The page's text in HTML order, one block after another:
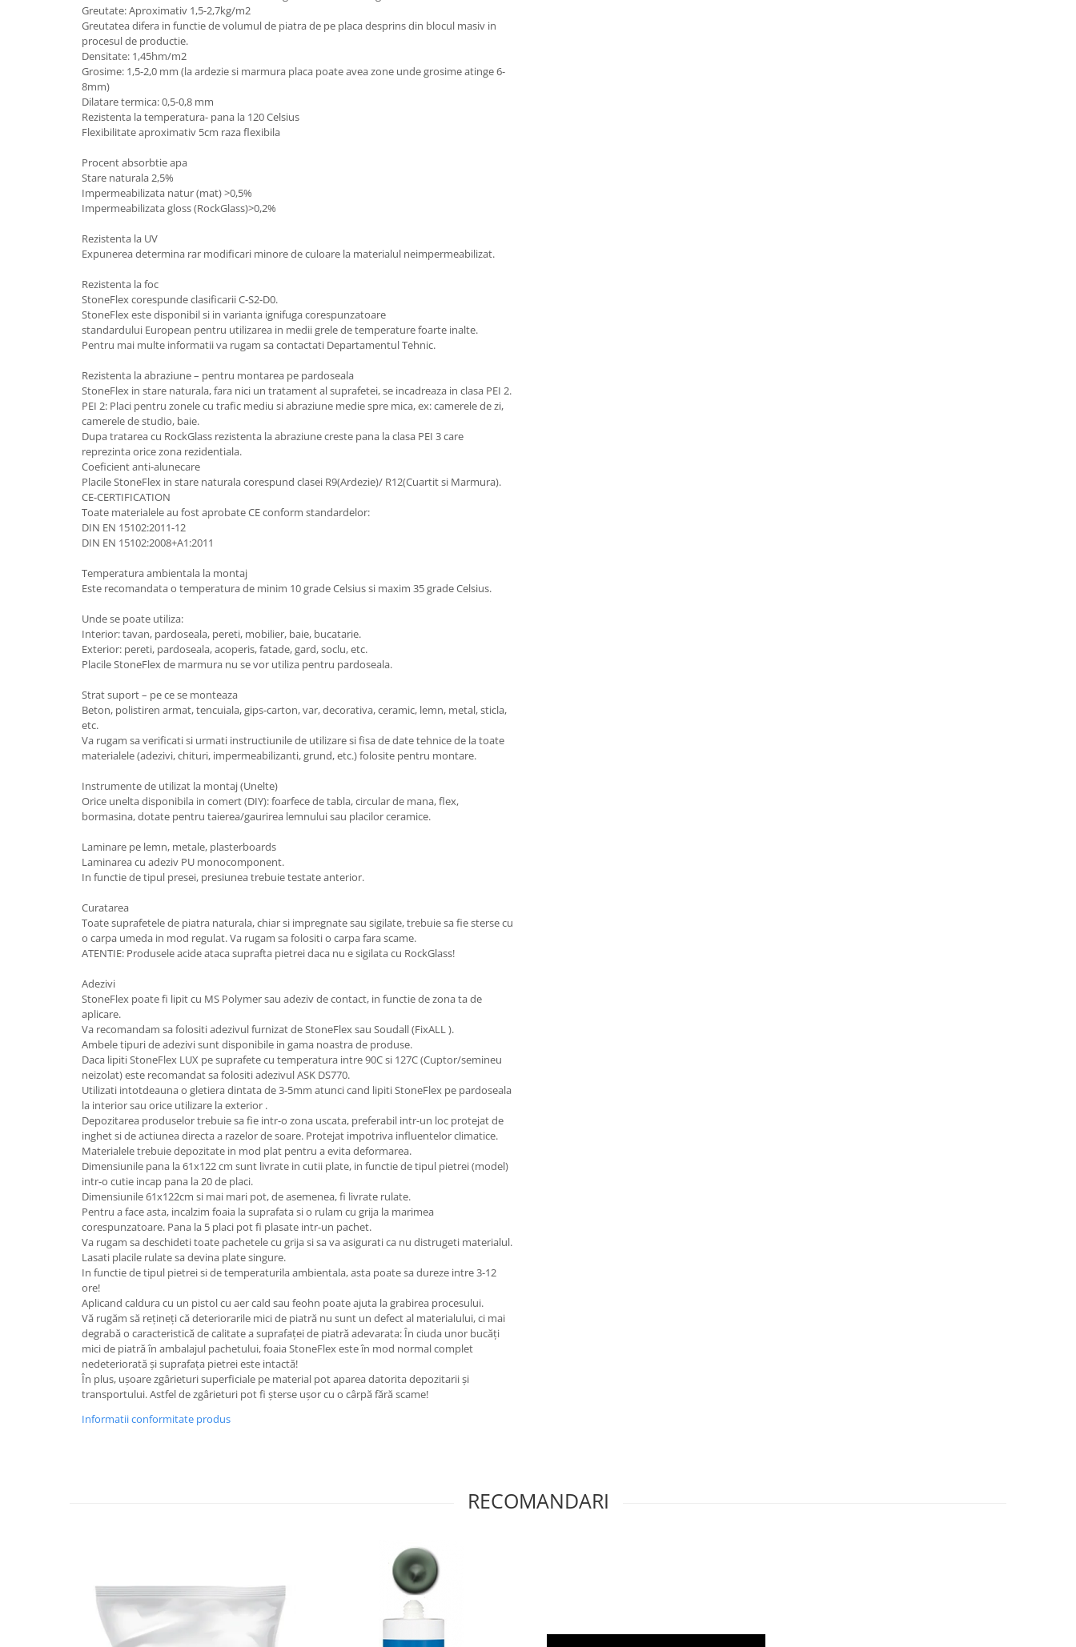
Greutate: Aproximativ 1,5-2,7kg/m2
Greutatea difera in functie de volumul de piatra de pe placa desprins din blocul masiv in
procesul de productie.
Densitate: 1,45hm/m2
Grosime: 1,5-2,0 mm (la ardezie si marmura placa poate avea zone unde grosime atinge 6-
8mm)
Dilatare termica: 0,5-0,8 mm
Rezistenta la temperatura- pana la 120 Celsius
Flexibilitate aproximativ 5cm raza flexibila
Procent absorbtie apa
Stare naturala 2,5%
Impermeabilizata natur (mat) >0,5%
Impermeabilizata gloss (RockGlass)>0,2%
Rezistenta la UV
Expunerea determina rar modificari minore de culoare la materialul neimpermeabilizat.
Rezistenta la foc
StoneFlex corespunde clasificarii C-S2-D0.
StoneFlex este disponibil si in varianta ignifuga corespunzatoare
standardului European pentru utilizarea in medii grele de temperature foarte inalte.
Pentru mai multe informatii va rugam sa contactati Departamentul Tehnic.
Rezistenta la abraziune – pentru montarea pe pardoseala
StoneFlex in stare naturala, fara nici un tratament al suprafetei, se incadreaza in clasa PEI 2.
PEI 2: Placi pentru zonele cu trafic mediu si abraziune medie spre mica, ex: camerele de zi,
camerele de studio, baie.
Dupa tratarea cu RockGlass rezistenta la abraziune creste pana la clasa PEI 3 care
reprezinta orice zona rezidentiala.
Coeficient anti-alunecare
Placile StoneFlex in stare naturala corespund clasei R9(Ardezie)/ R12(Cuartit si Marmura).
CE-CERTIFICATION
Toate materialele au fost aprobate CE conform standardelor:
DIN EN 15102:2011-12
DIN EN 15102:2008+A1:2011
Temperatura ambientala la montaj
Este recomandata o temperatura de minim 10 grade Celsius si maxim 35 grade Celsius.
Unde se poate utiliza:
Interior: tavan, pardoseala, pereti, mobilier, baie, bucatarie.
Exterior: pereti, pardoseala, acoperis, fatade, gard, soclu, etc.
Placile StoneFlex de marmura nu se vor utiliza pentru pardoseala.
Strat suport – pe ce se monteaza
Beton, polistiren armat, tencuiala, gips-carton, var, decorativa, ceramic, lemn, metal, sticla,
etc.
Va rugam sa verificati si urmati instructiunile de utilizare si fisa de date tehnice de la toate
materialele (adezivi, chituri, impermeabilizanti, grund, etc.) folosite pentru montare.
Instrumente de utilizat la montaj (Unelte)
Orice unelta disponibila in comert (DIY): foarfece de tabla, circular de mana, flex,
bormasina, dotate pentru taierea/gaurirea lemnului sau placilor ceramice.
Laminare pe lemn, metale, plasterboards
Laminarea cu adeziv PU monocomponent.
In functie de tipul presei, presiunea trebuie testate anterior.
Curatarea
Toate suprafetele de piatra naturala, chiar si impregnate sau sigilate, trebuie sa fie sterse cu
o carpa umeda in mod regulat. Va rugam sa folositi o carpa fara scame.
ATENTIE: Produsele acide ataca suprafta pietrei daca nu e sigilata cu RockGlass!
Adezivi
StoneFlex poate fi lipit cu MS Polymer sau adeziv de contact, in functie de zona ta de
aplicare.
Va recomandam sa folositi adezivul furnizat de StoneFlex sau Soudall (FixALL ).
Ambele tipuri de adezivi sunt disponibile in gama noastra de produse.
Daca lipiti StoneFlex LUX pe suprafete cu temperatura intre 90C si 127C (Cuptor/semineu
neizolat) este recomandat sa folositi adezivul ASK DS770.
Utilizati intotdeauna o gletiera dintata de 3-5mm atunci cand lipiti StoneFlex pe pardoseala
la interior sau orice utilizare la exterior .
Depozitarea produselor trebuie sa fie intr-o zona uscata, preferabil intr-un loc protejat de
inghet si de actiunea directa a razelor de soare. Protejat impotriva influentelor climatice.
Materialele trebuie depozitate in mod plat pentru a evita deformarea.
Dimensiunile pana la 61x122 cm sunt livrate in cutii plate, in functie de tipul pietrei (model)
intr-o cutie incap pana la 20 de placi.
Dimensiunile 61x122cm si mai mari pot, de asemenea, fi livrate rulate.
Pentru a face asta, incalzim foaia la suprafata si o rulam cu grija la marimea
corespunzatoare. Pana la 5 placi pot fi plasate intr-un pachet.
Va rugam sa deschideti toate pachetele cu grija si sa va asigurati ca nu distrugeti materialul.
Lasati placile rulate sa devina plate singure.
In functie de tipul pietrei si de temperaturila ambientala, asta poate sa dureze intre 3-12
ore!
Aplicand caldura cu un pistol cu aer cald sau feohn poate ajuta la grabirea procesului.
Vă rugăm să rețineți că deteriorarile mici de piatră nu sunt un defect al materialului, ci mai
degrabă o caracteristică de calitate a suprafaței de piatră adevarata: În ciuda unor bucăți
mici de piatră în ambalajul pachetului, foaia StoneFlex este în mod normal complet
nedeteriorată și suprafața pietrei este intactă!
În plus, ușoare zgârieturi superficiale pe material pot aparea datorita depozitarii și
transportului. Astfel de zgârieturi pot fi șterse ușor cu o cârpă fără scame!
Informatii conformitate produs
RECOMANDARI